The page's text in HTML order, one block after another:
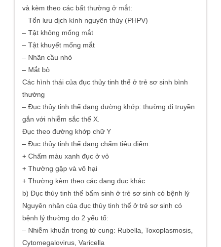
và kèm theo các bất thường ở mắt:
– Tổn lưu dịch kính nguyên thủy (PHPV)
– Tật không mống mắt
– Tật khuyết mống mắt
– Nhãn cầu nhỏ
– Mắt bò
Các hình thái của đục thủy tinh thể ở trẻ sơ sinh bình
thường
– Đục thủy tinh thể dạng đường khớp: thường di truyền
gắn với nhiễm sắc thể X.
Đục theo đường khớp chữ Y
– Đục thủy tinh thể dạng chấm tiêu điểm:
+ Chấm màu xanh đục ở vỏ
+ Thường gặp và vô hại
+ Thường kèm theo các dạng đục khác
b) Đục thủy tinh thể bẩm sinh ở trẻ sơ sinh có bệnh lý
Nguyên nhân của đục thủy tinh thể ở trẻ sơ sinh có
bệnh lý thường do 2 yếu tố:
– Nhiễm khuẩn trong tử cung: Rubella, Toxoplasmosis,
Cytomegalovirus, Varicella